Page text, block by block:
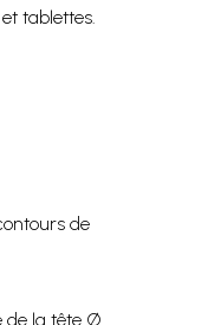
tablettes.
de
de la tête Ø